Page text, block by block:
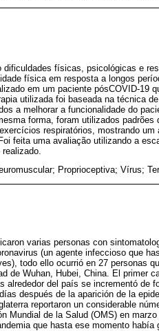
físicas, psicológicas e
física em resposta a longos
em um paciente pósCOVID-19
utilizada foi baseada na técnica
a melhorar a funcionalidade do
forma, foram utilizados
respiratórios, mostrando
feita uma avaliação utilizando a
Proprioceptiva; Vírus;
varias personas con
(un agente infeccioso que
todo ello ocurrió en 27 personas
de Wuhan, Hubei, China. El primer
alrededor del país se incrementó de
después de la aparición de la
reportaron un considerable
Mundial de la Salud (OMS) en
que hasta ese momento